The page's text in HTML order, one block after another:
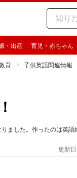
・出産 育児・赤ちゃん
育 子供英語関連情報
ました。作ったのは英語
更新